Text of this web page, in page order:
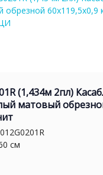
(1,434м 2пл)
матовый
см